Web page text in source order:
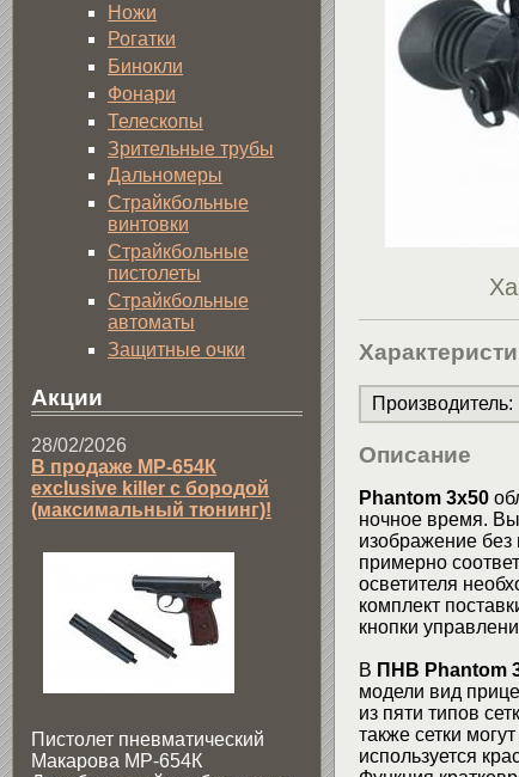
Производитель:
Описание
Phantom 3x50
ночное время.
изображение
примерно
осветителя
комплект
кнопки
В ПНВ Phantom
модели вид
из пяти типов
также сетки
используется
Ножи
Рогатки
Бинокли
Фонари
Телескопы
Зрительные трубы
Дальномеры
Страйкбольные
винтовки
Страйкбольные
пистолеты
Страйкбольные
автоматы
Защитные очки
Акции
28/02/2026
В продаже МР-654К
exclusive killer с бородой
(максимальный тюнинг)!
Пистолет пневматический
Макарова МР-654К